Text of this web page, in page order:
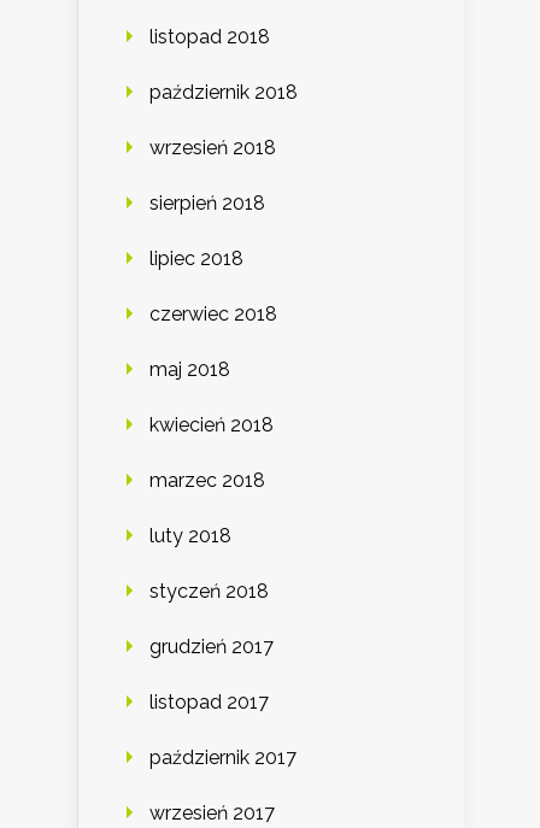
listopad 2018
październik 2018
wrzesień 2018
sierpień 2018
lipiec 2018
czerwiec 2018
maj 2018
kwiecień 2018
marzec 2018
luty 2018
styczeń 2018
grudzień 2017
listopad 2017
październik 2017
wrzesień 2017